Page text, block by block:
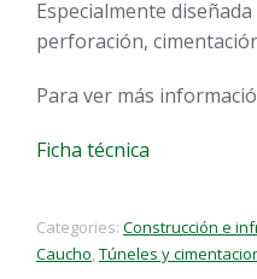
Especialmente
perforación,
Para ver más
Ficha técnica
Categories: Construcción e
Caucho, Túneles y